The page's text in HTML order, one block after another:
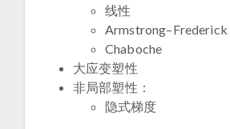
线性
Armstrong–Frederick
Chaboche
大应变塑性​
非局部塑性​：
隐式梯度